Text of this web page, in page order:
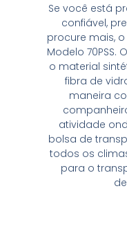
Se você está
confiável,
procure mais,
Modelo 70PSS.
o material
fibra de
maneira
atividade
bolsa de
todos os
para o